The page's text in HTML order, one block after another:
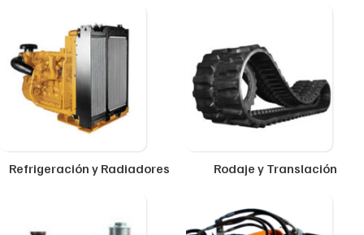
Refrigeración y Radiadores Rodaje y Translación